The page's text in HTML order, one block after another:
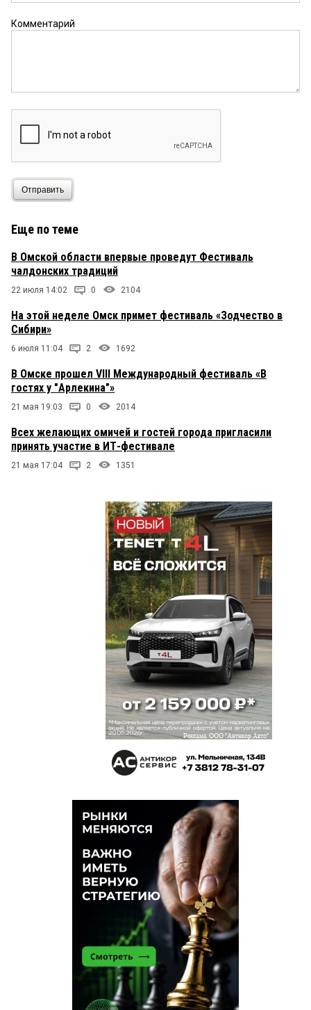
Комментарий
Отправить
Еще по теме
В Омской области впервые проведут Фестиваль
чалдонских традиций
22 июля 14:02 0 2104
На этой неделе Омск примет фестиваль «Зодчество в
Сибири»
6 июля 11:04 2 1692
В Омске прошел VIII Международный фестиваль «В
гостях у "Арлекина"»
21 мая 19:03 0 2014
Всех желающих омичей и гостей города пригласили
принять участие в ИТ-фестивале
21 мая 17:04 2 1351